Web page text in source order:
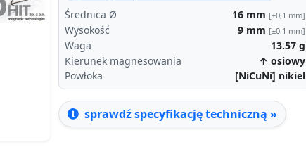
Średnica Ø 16 mm [±0,1 mm]
Wysokość 9 mm [±0,1 mm]
Waga 13.57 g
Kierunek magnesowania
↑ osiowy
Powłoka
[NiCuNi] nikiel
sprawdź specyfikację techniczną »